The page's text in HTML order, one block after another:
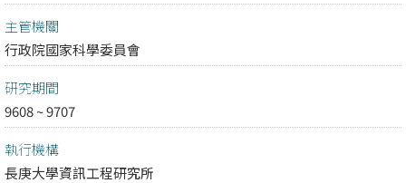
主管機關
行政院國家科學委員會
研究期間
9608 ~ 9707
執行機構
長庚大學資訊工程研究所